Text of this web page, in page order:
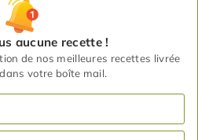
aucune recette !
de nos meilleures recettes livrée
votre boîte mail.